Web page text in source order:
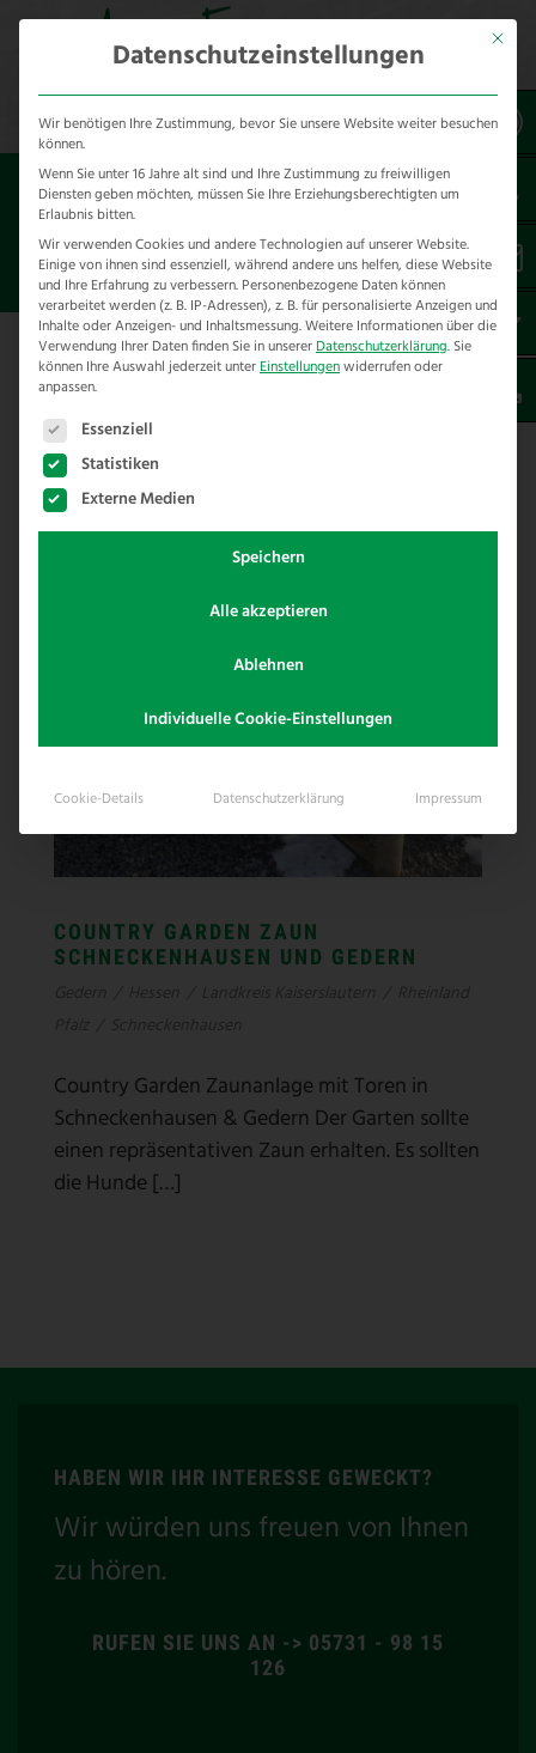
Sie sind hier:Referenzen
unsere Referenzen
nach Städten
ZAUNBAU IN GEDERN
Hier finden Sie unsere Zaunbau
Referenzen in Gedern – im
Wetteraukreis
COUNTRY GARDEN ZAUN
SCHNECKENHAUSEN UND GEDERN
Country Garden Zaunanlage mit Toren in
Schneckenhausen & Gedern Der Garten sollte
einen repräsentativen Zaun erhalten. Es sollten
die Hunde […]
HABEN WIR IHR INTERESSE GEWECKT?
Wir würden uns freuen von Ihnen
zu hören.
RUFEN SIE UNS AN -> 05731 - 98 15
126
Mit
Datenschutzeinstellungen
Wir benötigen Ihre Zustimmung, bevor Sie unsere Website weiter besuchen
können.
Wenn Sie unter 16 Jahre alt sind und Ihre Zustimmung zu freiwilligen
Diensten geben möchten, müssen Sie Ihre Erziehungsberechtigten um
Erlaubnis bitten.
Wir verwenden Cookies und andere Technologien auf unserer Website.
Einige von ihnen sind essenziell, während andere uns helfen, diese Website
und Ihre Erfahrung zu verbessern. Personenbezogene Daten können
verarbeitet werden (z. B. IP-Adressen), z. B. für personalisierte Anzeigen und
Inhalte oder Anzeigen- und Inhaltsmessung.Weitere Informationen über die
Verwendung Ihrer Daten finden Sie in unsererDatenschutzerklärung. Sie
können Ihre Auswahl jederzeit unterEinstellungenwiderrufen oder
anpassen.
Es folgt eine Liste der Service-Gruppen, für die eine
Essenziell
Statistiken
Externe Medien
Speichern
Alle akzeptieren
Ablehnen
Individuelle Cookie-Einstellungen
Cookie-Details Datenschutzerklärung Impressum